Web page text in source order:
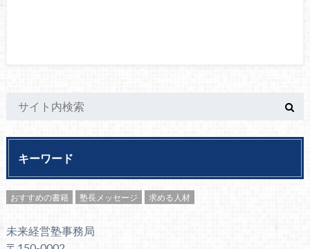
キーワード
おすすめの書籍 塾長メッセージ 求める人材
未来経営塾事務局